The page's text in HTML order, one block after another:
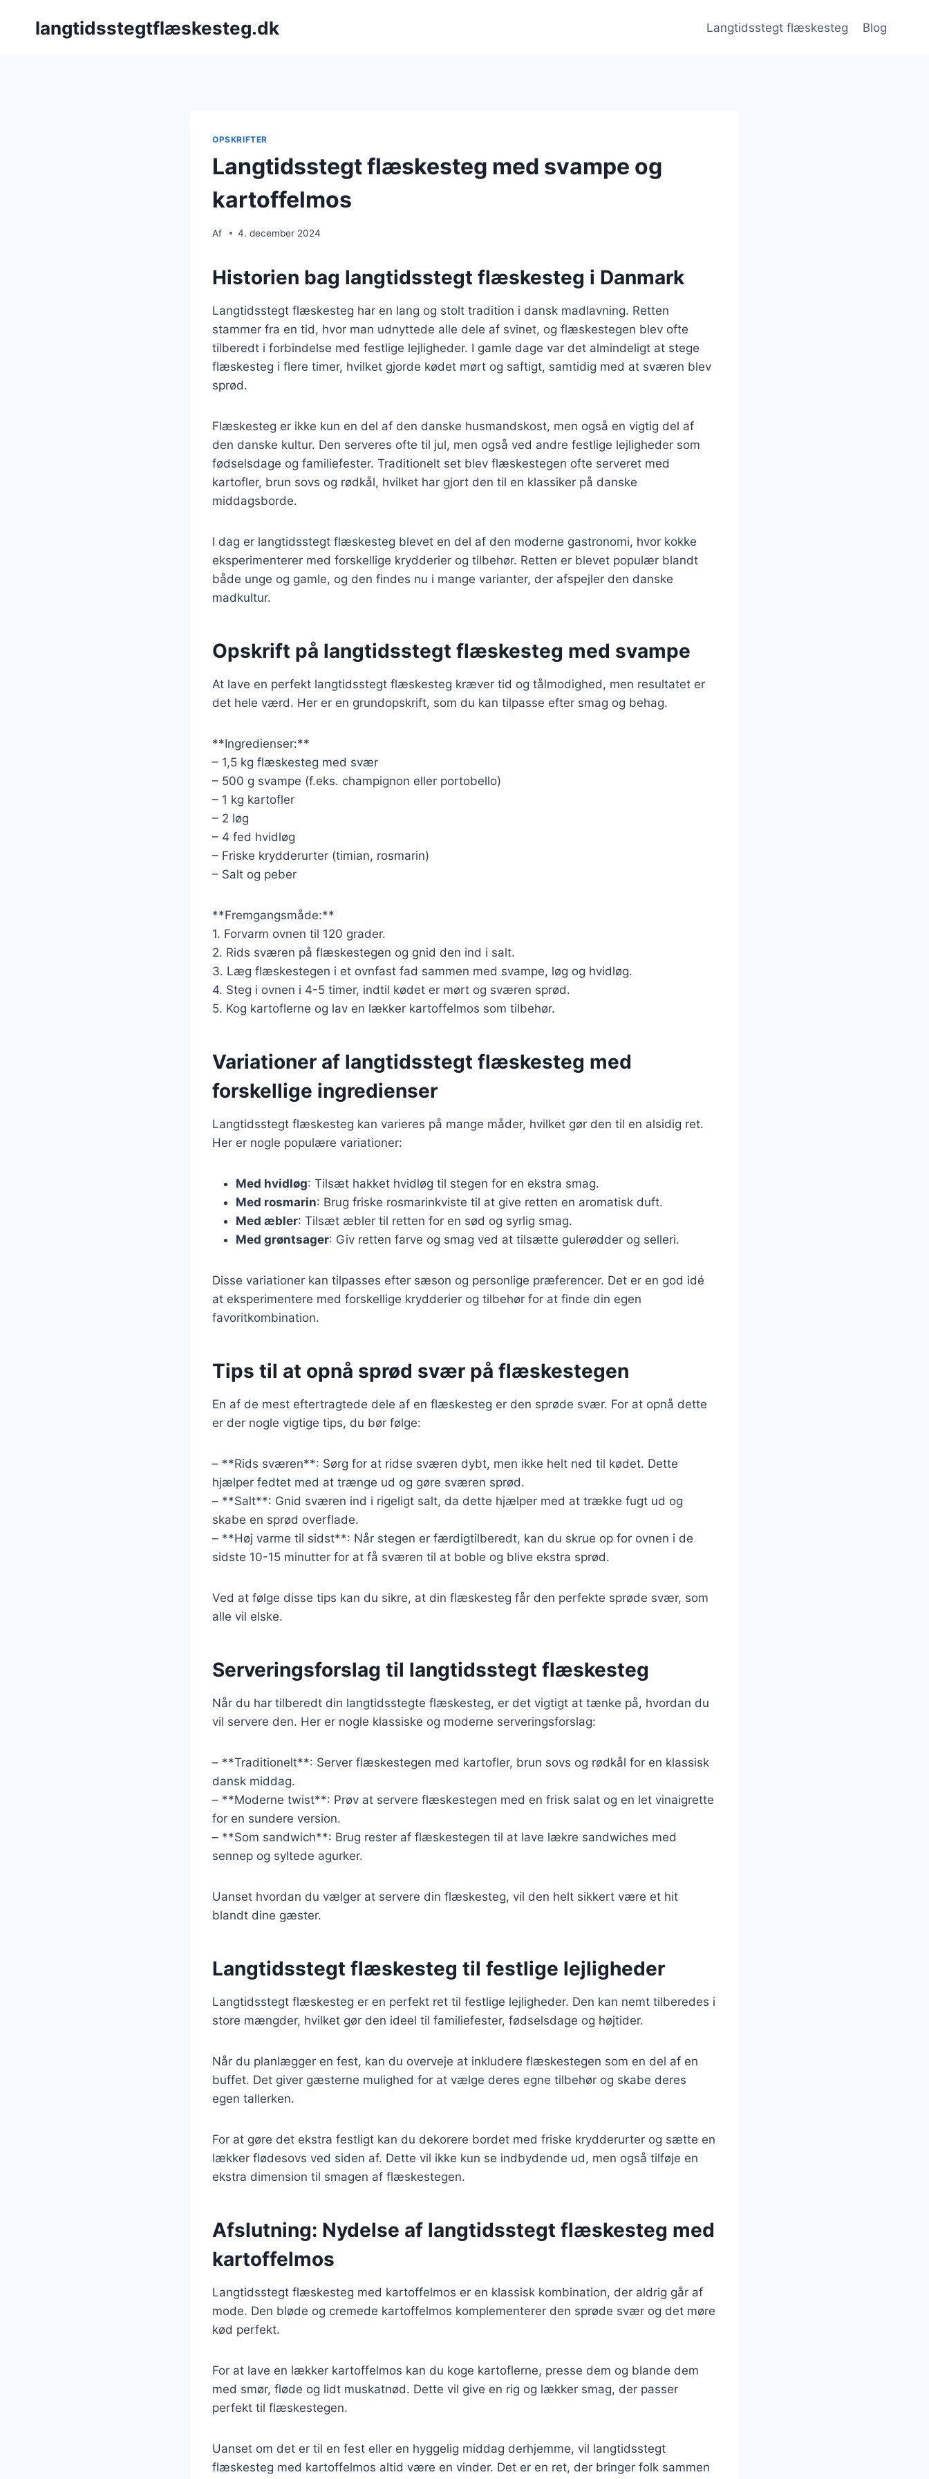
langtidsstegtflæskesteg.dk Langtidsstegt flæskesteg Blog
OPSKRIFTER
Langtidsstegt flæskesteg med svampe og
kartoffelmos
Af 4. december 2024
Historien bag langtidsstegt flæskesteg i Danmark
Langtidsstegt flæskesteg har en lang og stolt tradition i dansk madlavning. Retten
stammer fra en tid, hvor man udnyttede alle dele af svinet, og flæskestegen blev ofte
tilberedt i forbindelse med festlige lejligheder. I gamle dage var det almindeligt at stege
flæskesteg i flere timer, hvilket gjorde kødet mørt og saftigt, samtidig med at sværen blev
sprød.
Flæskesteg er ikke kun en del af den danske husmandskost, men også en vigtig del af
den danske kultur. Den serveres ofte til jul, men også ved andre festlige lejligheder som
fødselsdage og familiefester. Traditionelt set blev flæskestegen ofte serveret med
kartofler, brun sovs og rødkål, hvilket har gjort den til en klassiker på danske
middagsborde.
I dag er langtidsstegt flæskesteg blevet en del af den moderne gastronomi, hvor kokke
eksperimenterer med forskellige krydderier og tilbehør. Retten er blevet populær blandt
både unge og gamle, og den findes nu i mange varianter, der afspejler den danske
madkultur.
Opskrift på langtidsstegt flæskesteg med svampe
At lave en perfekt langtidsstegt flæskesteg kræver tid og tålmodighed, men resultatet er
det hele værd. Her er en grundopskrift, som du kan tilpasse efter smag og behag.
**Ingredienser:**
– 1,5 kg flæskesteg med svær
– 500 g svampe (f.eks. champignon eller portobello)
– 1 kg kartofler
– 2 løg
– 4 fed hvidløg
– Friske krydderurter (timian, rosmarin)
– Salt og peber
**Fremgangsmåde:**
1. Forvarm ovnen til 120 grader.
2. Rids sværen på flæskestegen og gnid den ind i salt.
3. Læg flæskestegen i et ovnfast fad sammen med svampe, løg og hvidløg.
4. Steg i ovnen i 4-5 timer, indtil kødet er mørt og sværen sprød.
5. Kog kartoflerne og lav en lækker kartoffelmos som tilbehør.
Variationer af langtidsstegt flæskesteg med
forskellige ingredienser
Langtidsstegt flæskesteg kan varieres på mange måder, hvilket gør den til en alsidig ret.
Her er nogle populære variationer:
Med hvidløg: Tilsæt hakket hvidløg til stegen for en ekstra smag.
Med rosmarin: Brug friske rosmarinkviste til at give retten en aromatisk duft.
Med æbler: Tilsæt æbler til retten for en sød og syrlig smag.
Med grøntsager: Giv retten farve og smag ved at tilsætte gulerødder og selleri.
Disse variationer kan tilpasses efter sæson og personlige præferencer. Det er en god idé
at eksperimentere med forskellige krydderier og tilbehør for at finde din egen
favoritkombination.
Tips til at opnå sprød svær på flæskestegen
En af de mest eftertragtede dele af en flæskesteg er den sprøde svær. For at opnå dette
er der nogle vigtige tips, du bør følge:
– **Rids sværen**: Sørg for at ridse sværen dybt, men ikke helt ned til kødet. Dette
hjælper fedtet med at trænge ud og gøre sværen sprød.
– **Salt**: Gnid sværen ind i rigeligt salt, da dette hjælper med at trække fugt ud og
skabe en sprød overflade.
– **Høj varme til sidst**: Når stegen er færdigtilberedt, kan du skrue op for ovnen i de
sidste 10-15 minutter for at få sværen til at boble og blive ekstra sprød.
Ved at følge disse tips kan du sikre, at din flæskesteg får den perfekte sprøde svær, som
alle vil elske.
Serveringsforslag til langtidsstegt flæskesteg
Når du har tilberedt din langtidsstegte flæskesteg, er det vigtigt at tænke på, hvordan du
vil servere den. Her er nogle klassiske og moderne serveringsforslag:
– **Traditionelt**: Server flæskestegen med kartofler, brun sovs og rødkål for en klassisk
dansk middag.
– **Moderne twist**: Prøv at servere flæskestegen med en frisk salat og en let vinaigrette
for en sundere version.
– **Som sandwich**: Brug rester af flæskestegen til at lave lækre sandwiches med
sennep og syltede agurker.
Uanset hvordan du vælger at servere din flæskesteg, vil den helt sikkert være et hit
blandt dine gæster.
Langtidsstegt flæskesteg til festlige lejligheder
Langtidsstegt flæskesteg er en perfekt ret til festlige lejligheder. Den kan nemt tilberedes i
store mængder, hvilket gør den ideel til familiefester, fødselsdage og højtider.
Når du planlægger en fest, kan du overveje at inkludere flæskestegen som en del af en
buffet. Det giver gæsterne mulighed for at vælge deres egne tilbehør og skabe deres
egen tallerken.
For at gøre det ekstra festligt kan du dekorere bordet med friske krydderurter og sætte en
lækker flødesovs ved siden af. Dette vil ikke kun se indbydende ud, men også tilføje en
ekstra dimension til smagen af flæskestegen.
Afslutning: Nydelse af langtidsstegt flæskesteg med
kartoffelmos
Langtidsstegt flæskesteg med kartoffelmos er en klassisk kombination, der aldrig går af
mode. Den bløde og cremede kartoffelmos komplementerer den sprøde svær og det møre
kød perfekt.
For at lave en lækker kartoffelmos kan du koge kartoflerne, presse dem og blande dem
med smør, fløde og lidt muskatnød. Dette vil give en rig og lækker smag, der passer
perfekt til flæskestegen.
Uanset om det er til en fest eller en hyggelig middag derhjemme, vil langtidsstegt
flæskesteg med kartoffelmos altid være en vinder. Det er en ret, der bringer folk sammen